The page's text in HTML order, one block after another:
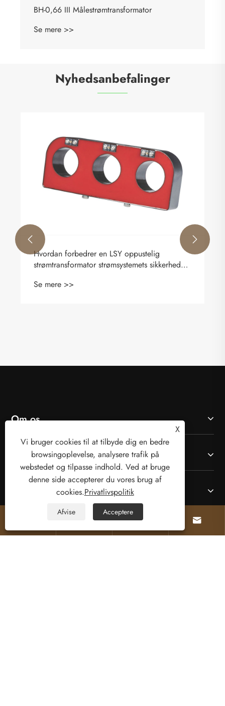
BH-0,66 III Målestrømtransformator
Se mere >>
Nyhedsanbefalinger
Hvordan forbedrer en LSY oppustelig
strømtransformator strømsystemets sikkerhed
Se mere >>
 
Om os
Produkter
FØLG OS  
X
Vi bruger cookies til at tilbyde dig en bedre
browsingoplevelse, analysere trafik på
webstedet og tilpasse indhold. Ved at bruge
denne side accepterer du vores brug af
cookies.Privatlivspolitik
Afvise Acceptere